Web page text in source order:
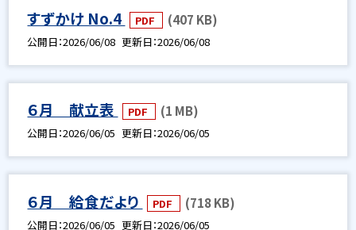
すずかけ No.4 PDF (407 KB)
公開日 2026/06/08 更新日 2026/06/08
６月 献立表 PDF (1 MB)
公開日 2026/06/05 更新日 2026/06/05
６月 給食だより PDF (718 KB)
公開日 2026/06/05 更新日 2026/06/05